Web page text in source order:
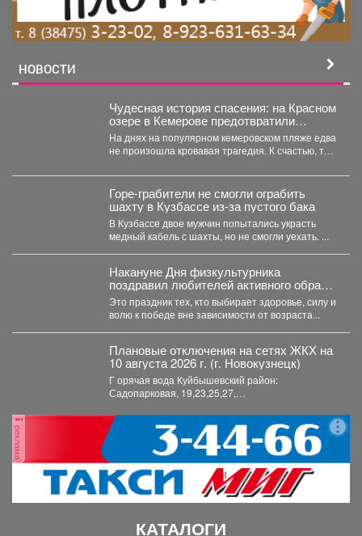
НОВОСТИ
Чудесная история спасения: на Красном
озере в Кемерове предотвратили
трагедию
На днях на популярном кемеровском пляже едва
не произошла кровавая трагедия. К счастью, там
Горе-грабители не смогли ограбить
шахту в Кузбассе из-за пустого бака
В Кузбассе двое мужчин попытались украсть
медный кабель с шахты, но не смогли уехать. ...
Накануне Дня физкультурника
поздравил любителей активного образа
жизни!
Это праздник тех, кто выбирает здоровье, силу и
волю к победе вне зависимости от возраста...
Плановые отключения на сетях ЖКХ на
10 августа 2026 г. (г. Новокузнецк)
Г орячая вода Куйбышевский район:
Садопарковая, 19,23,25,27,
реклама
КАТАЛОГИ